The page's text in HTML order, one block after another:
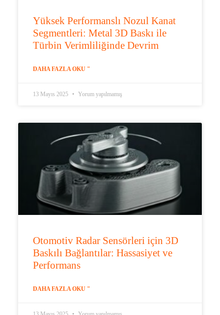
Yüksek Performanslı Nozul Kanat
Segmentleri: Metal 3D Baskı ile
Türbin Verimliliğinde Devrim
DAHA FAZLA OKU "
13 Mayıs 2025 Yorum yapılmamış
Otomotiv Radar Sensörleri için 3D
Baskılı Bağlantılar: Hassasiyet ve
Performans
DAHA FAZLA OKU "